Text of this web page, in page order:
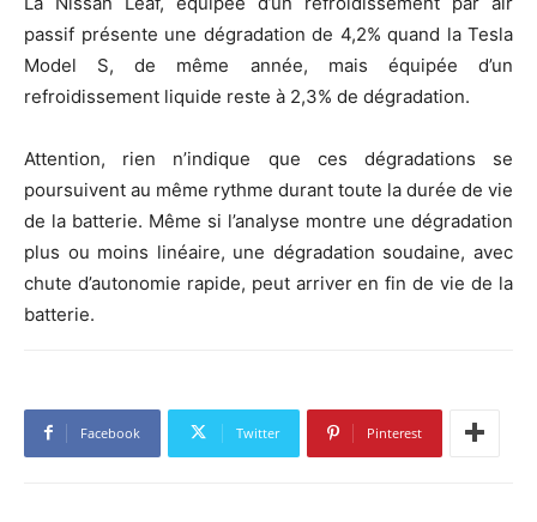
passif présente une dégradation de 4,2% quand la Tesla
Model S, de même année, mais équipée d’un
refroidissement liquide reste à 2,3% de dégradation.
Attention, rien n’indique que ces dégradations se
poursuivent au même rythme durant toute la durée de vie
de la batterie. Même si l’analyse montre une dégradation
plus ou moins linéaire, une dégradation soudaine, avec
chute d’autonomie rapide, peut arriver en fin de vie de la
batterie.
Facebook Twitter Pinterest